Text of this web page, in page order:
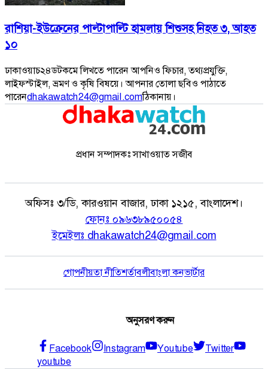
রাশিয়া-ইউক্রেনের পাল্টাপাল্টি হামলায় শিশুসহ নিহত ৩, আহত
১০
ঢাকাওয়াচ২৪ডটকমে লিখতে পারেন আপনিও ফিচার, তথ্যপ্রযুক্তি,
লাইফস্টাইল, ভ্রমণ ও কৃষি বিষয়ে। আপনার তোলা ছবিও পাঠাতে
পারেনdhakawatch24@gmail.comঠিকানায়।
প্রধান সম্পাদকঃ সাখাওয়াত সজীব
অফিসঃ ৩/ডি, কারওয়ান বাজার, ঢাকা ১২১৫, বাংলাদেশ।
ফোনঃ ০৯৬৩৮৯৫০০৫৪
ইমেইলঃ dhakawatch24@gmail.com
গোপনীয়তা নীতিশর্তাবলীবাংলা কনভার্টার
অনুসরণ করুন
Facebook Instagram Youtube
Twitter
youtube